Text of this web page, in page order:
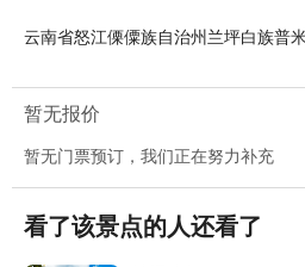
云南省怒江傈僳族自治州兰坪白族普
暂无报价
暂无门票预订，我们正在努力补充
看了该景点的人还看了